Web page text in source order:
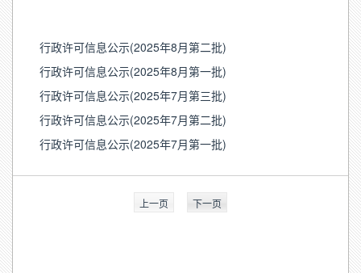
行政许可信息公示(2025年8月第二批)
行政许可信息公示(2025年8月第一批)
行政许可信息公示(2025年7月第三批)
行政许可信息公示(2025年7月第二批)
行政许可信息公示(2025年7月第一批)
上一页 下一页